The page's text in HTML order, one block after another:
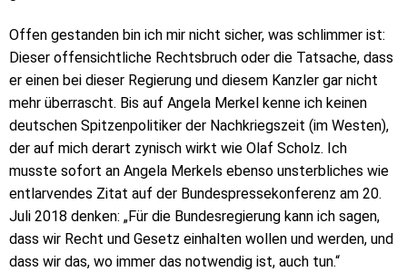
Offen gestanden bin ich mir nicht sicher, was schlimmer ist:
Dieser offensichtliche Rechtsbruch oder die Tatsache, dass
er einen bei dieser Regierung und diesem Kanzler gar nicht
mehr überrascht. Bis auf Angela Merkel kenne ich keinen
deutschen Spitzenpolitiker der Nachkriegszeit (im Westen),
der auf mich derart zynisch wirkt wie Olaf Scholz. Ich
musste sofort an Angela Merkels ebenso unsterbliches wie
entlarvendes Zitat auf der Bundespressekonferenz am 20.
Juli 2018 denken: „Für die Bundesregierung kann ich sagen,
dass wir Recht und Gesetz einhalten wollen und werden, und
dass wir das, wo immer das notwendig ist, auch tun.“